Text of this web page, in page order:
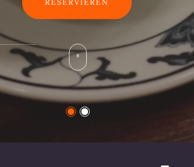
RESERVIEREN
BOOK A TABLE